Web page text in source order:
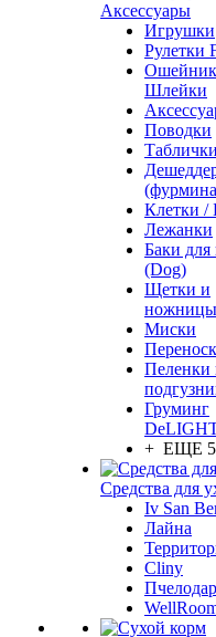
Аксессуары
Игрушки
Рулетки
Шлейки
Поводки
Таблички
Клетки /
Лежанки
Баки для
(Dog)
Щетки и
ножницы
Миски
Пеленки
Груминг
+ ЕЩЕ 5
Средства для
Iv San
Лайна
Cliny
Пчелодар